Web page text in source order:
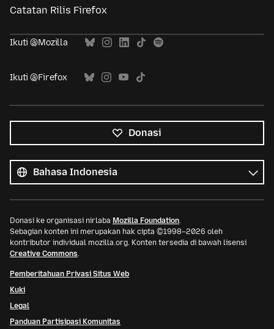
Catatan Rilis Firefox
Ikuti @Mozilla
Ikuti @Firefox
Donasi
bahasa
Bahasa
Donasi ke organisasi nirlaba Mozilla Foundation.
Sebagian konten ini merupakan hak cipta ©1998–2026 oleh
kontributor individual mozilla.org. Konten tersedia di bawah lisensi
Creative Commons.
Pemberitahuan Privasi Situs Web
Kuki
Legal
Panduan Partisipasi Komunitas